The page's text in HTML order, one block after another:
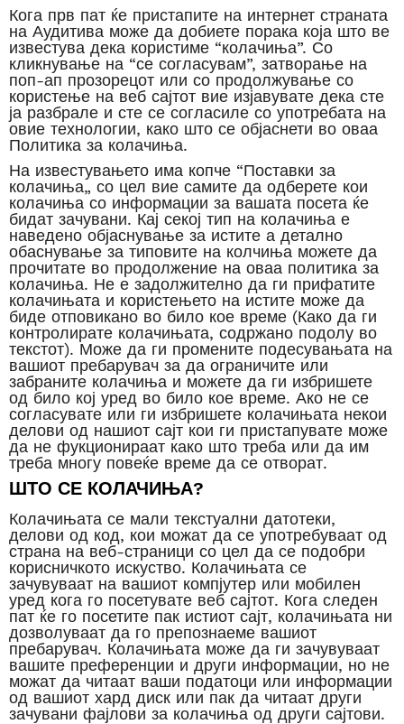
Кога прв пат ќе пристапите на интернет страната
на Аудитива може да добиете порака која што ве
известува дека користиме “колачиња”. Со
кликнување на “се согласувам”, затворање на
поп-ап прозорецот или со продолжување со
користење на веб сајтот вие изјавувате дека сте
ја разбрале и сте се согласиле со употребата на
овие технологии, како што се објаснети во оваа
Политика за колачиња.
На известувањето има копче “Поставки за
колачиња„ со цел вие самите да одберете кои
колачиња со информации за вашата посета ќе
бидат зачувани. Кај секој тип на колачиња е
наведено објаснување за истите а детално
обаснување за типовите на колчиња можете да
прочитате во продолжение на оваа политика за
колачиња. Не е задолжително да ги прифатите
колачињата и користењето на истите може да
биде отповикано во било кое време (Како да ги
контролирате колачињата, содржано подолу во
текстот). Може да ги промените подесувањата на
вашиот пребарувач за да ограничите или
забраните колачиња и можете да ги избришете
од било кој уред во било кое време. Ако не се
согласувате или ги избришете колачињата некои
делови од нашиот сајт кои ги пристапувате може
да не фукционираат како што треба или да им
треба многу повеќе време да се отворат.
ШТО СЕ КОЛАЧИЊА?
Колачињата се мали текстуални датотеки,
делови од код, кои можат да се употребуваат од
страна на веб-страници со цел да се подобри
корисничкото искуство. Колачињата се
зачувуваат на вашиот компјутер или мобилен
уред кога го посетувате веб сајтот. Кога следен
пат ќе го посетите пак истиот сајт, колачињата ни
дозволуваат да го препознаеме вашиот
пребарувач. Колачињата може да ги зачувуваат
вашите преференции и други информации, но не
можат да читаат ваши податоци или информации
од вашиот хард диск или пак да читаат други
зачувани фајлови за колачиња од други сајтови.